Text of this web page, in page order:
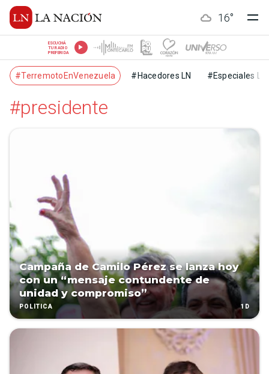
16°
ESCUCHÁ
TU RADIO
PREFERIDA
#TerremotoEnVenezuela #Hacedores LN #Especiales LN
#presidente
Campaña de Camilo Pérez se lanza hoy
con un “mensaje contundente de
unidad y compromiso”
POLÍTICA 1D